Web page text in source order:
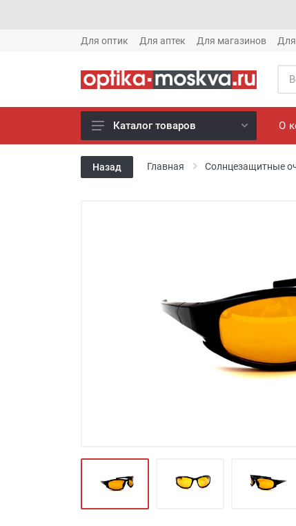
Для оптик Для аптек Для магазинов
Новое готовые очки (1621)
Новое солнце (1613)
Футляры и мешки (1412)
Красота и здоровье (353)
Атрибуты для оптики (59)
Каталог товаров О
Назад Главная Солнцезащитные